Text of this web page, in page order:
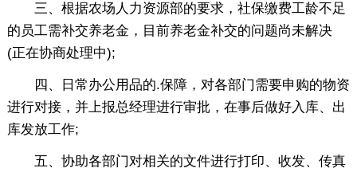
三、根据农场人力资源部的要求，社保缴费工龄不足
的员工需补交养老金，目前养老金补交的问题尚未解决
(正在协商处理中);
四、日常办公用品的.保障，对各部门需要申购的物资
进行对接，并上报总经理进行审批，在事后做好入库、出
库发放工作;
五、协助各部门对相关的文件进行打印、收发、传真